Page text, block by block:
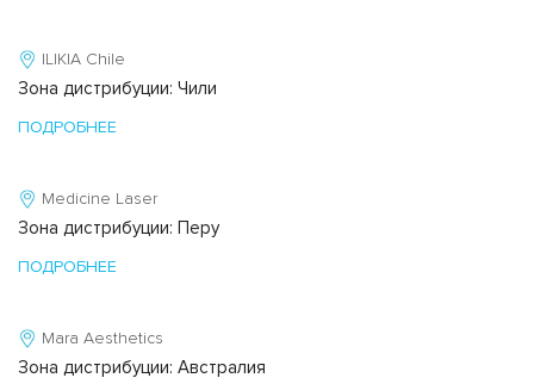
ILIKIA Chile
Зона дистрибуции: Чили
ПОДРОБНЕЕ
Medicine Laser
Зона дистрибуции: Перу
ПОДРОБНЕЕ
Mara Aesthetics
Зона дистрибуции: Австралия